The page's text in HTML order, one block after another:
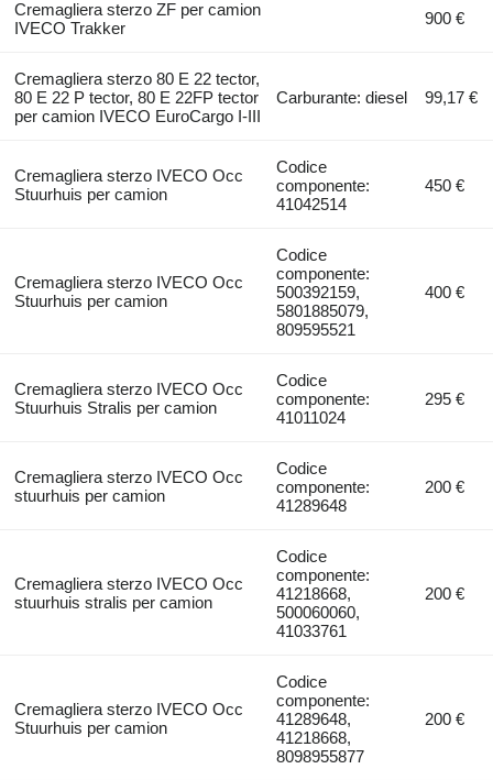
Cremagliera sterzo ZF per camion
IVECO Trakker
900 €
Cremagliera sterzo 80 E 22 tector,
80 E 22 P tector, 80 E 22FP tector
per camion IVECO EuroCargo I-III
Carburante: diesel 99,17 €
Cremagliera sterzo IVECO Occ
Stuurhuis per camion
Codice
componente:
41042514
450 €
Cremagliera sterzo IVECO Occ
Stuurhuis per camion
Codice
componente:
500392159,
5801885079,
809595521
400 €
Cremagliera sterzo IVECO Occ
Stuurhuis Stralis per camion
Codice
componente:
41011024
295 €
Cremagliera sterzo IVECO Occ
stuurhuis per camion
Codice
componente:
41289648
200 €
Cremagliera sterzo IVECO Occ
stuurhuis stralis per camion
Codice
componente:
41218668,
500060060,
41033761
200 €
Cremagliera sterzo IVECO Occ
Stuurhuis per camion
Codice
componente:
41289648,
41218668,
8098955877
200 €